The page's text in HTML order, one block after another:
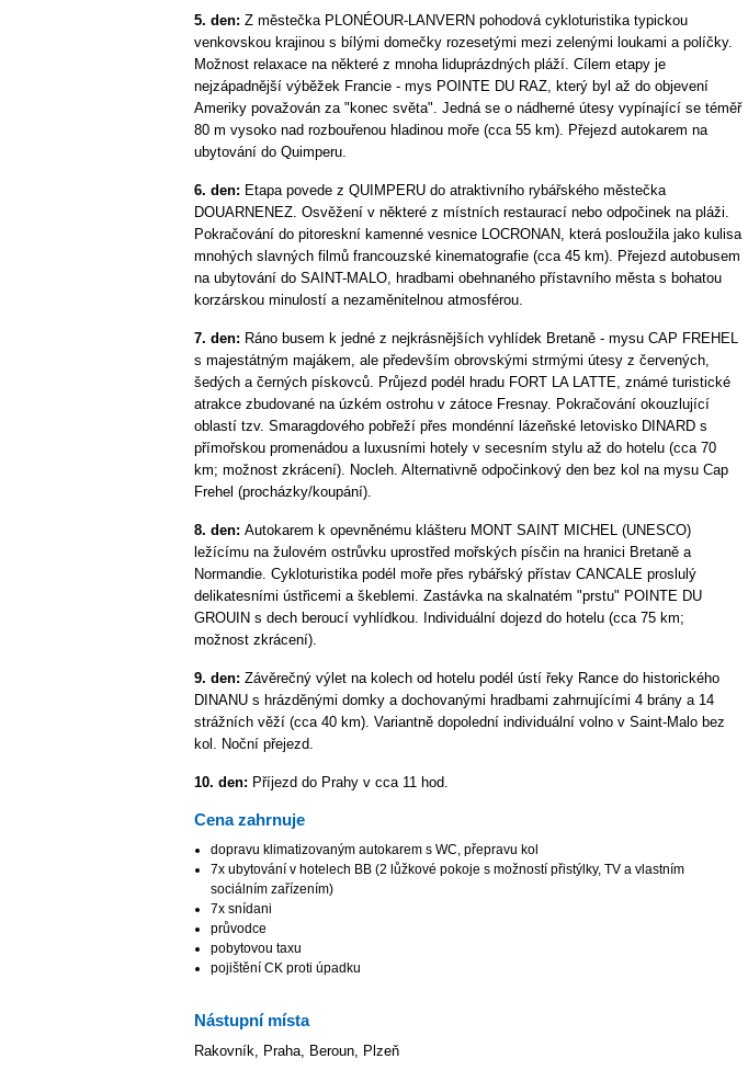
5. den: Z městečka PLONÉOUR-LANVERN pohodová cykloturistika typickou
venkovskou krajinou s bílými domečky rozesetými mezi zelenými loukami a políčky.
Možnost relaxace na některé z mnoha liduprázdných pláží. Cílem etapy je
nejzápadnější výběžek Francie - mys POINTE DU RAZ, který byl až do objevení
Ameriky považován za "konec světa". Jedná se o nádherné útesy vypínající se téměř
80 m vysoko nad rozbouřenou hladinou moře (cca 55 km). Přejezd autokarem na
ubytování do Quimperu.
6. den: Etapa povede z QUIMPERU do atraktivního rybářského městečka
DOUARNENEZ. Osvěžení v některé z místních restaurací nebo odpočinek na pláži.
Pokračování do pitoreskní kamenné vesnice LOCRONAN, která posloužila jako kulisa
mnohých slavných filmů francouzské kinematografie (cca 45 km). Přejezd autobusem
na ubytování do SAINT-MALO, hradbami obehnaného přístavního města s bohatou
korzárskou minulostí a nezaměnitelnou atmosférou.
7. den: Ráno busem k jedné z nejkrásnějších vyhlídek Bretaně - mysu CAP FREHEL
s majestátným majákem, ale především obrovskými strmými útesy z červených,
šedých a černých pískovců. Průjezd podél hradu FORT LA LATTE, známé turistické
atrakce zbudované na úzkém ostrohu v zátoce Fresnay. Pokračování okouzlující
oblastí tzv. Smaragdového pobřeží přes mondénní lázeňské letovisko DINARD s
přímořskou promenádou a luxusními hotely v secesním stylu až do hotelu (cca 70
km; možnost zkrácení). Nocleh. Alternativně odpočinkový den bez kol na mysu Cap
Frehel (procházky/koupání).
8. den: Autokarem k opevněnému klášteru MONT SAINT MICHEL (UNESCO)
ležícímu na žulovém ostrůvku uprostřed mořských písčin na hranici Bretaně a
Normandie. Cykloturistika podél moře přes rybářský přístav CANCALE proslulý
delikatesními ústřicemi a škeblemi. Zastávka na skalnatém "prstu" POINTE DU
GROUIN s dech beroucí vyhlídkou. Individuální dojezd do hotelu (cca 75 km;
možnost zkrácení).
9. den: Závěrečný výlet na kolech od hotelu podél ústí řeky Rance do historického
DINANU s hrázděnými domky a dochovanými hradbami zahrnujícími 4 brány a 14
strážních věží (cca 40 km). Variantně dopolední individuální volno v Saint-Malo bez
kol. Noční přejezd.
10. den: Příjezd do Prahy v cca 11 hod.
Cena zahrnuje
dopravu klimatizovaným autokarem s WC, přepravu kol
7x ubytování v hotelech BB (2 lůžkové pokoje s možností přistýlky, TV a vlastním
sociálním zařízením)
7x snídani
průvodce
pobytovou taxu
pojištění CK proti úpadku
Nástupní místa
Rakovník, Praha, Beroun, Plzeň